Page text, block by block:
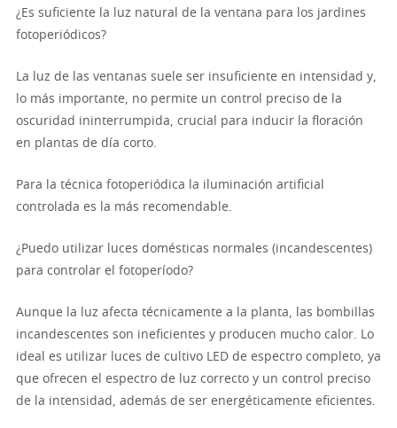
¿Es suficiente la luz natural de la ventana para los jardines
fotoperiódicos?
La luz de las ventanas suele ser insuficiente en intensidad y,
lo más importante, no permite un control preciso de la
oscuridad ininterrumpida, crucial para inducir la floración
en plantas de día corto.
Para la técnica fotoperiódica la iluminación artificial
controlada es la más recomendable.
¿Puedo utilizar luces domésticas normales (incandescentes)
para controlar el fotoperíodo?
Aunque la luz afecta técnicamente a la planta, las bombillas
incandescentes son ineficientes y producen mucho calor. Lo
ideal es utilizar luces de cultivo LED de espectro completo, ya
que ofrecen el espectro de luz correcto y un control preciso
de la intensidad, además de ser energéticamente eficientes.